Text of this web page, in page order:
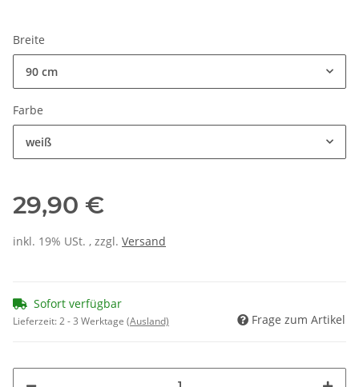
Breite
90 cm
Farbe
weiß
29,90 €
inkl. 19% USt. , zzgl. Versand
Sofort verfügbar
Lieferzeit:2 - 3 Werktage (Ausland) Frage zum Artikel